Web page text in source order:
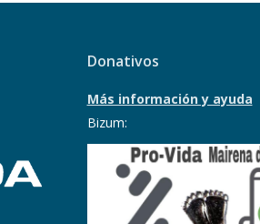
Donativos
Más información y ayuda
Bizum: